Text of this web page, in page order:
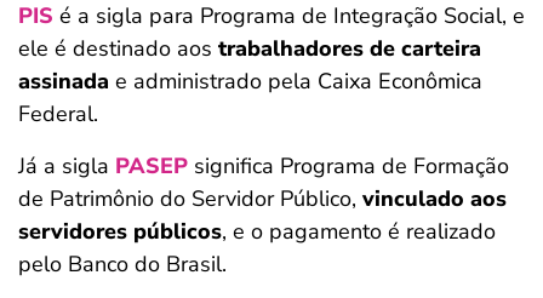
PIS é a sigla para Programa de Integração Social, e
ele é destinado aos trabalhadores de carteira
assinada e administrado pela Caixa Econômica
Federal.
Já a sigla PASEP significa Programa de Formação
de Patrimônio do Servidor Público, vinculado aos
servidores públicos, e o pagamento é realizado
pelo Banco do Brasil.